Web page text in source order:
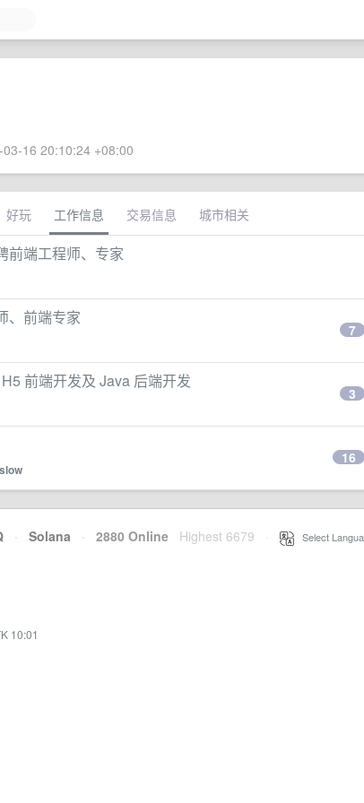
16 20:10:24 +08:00
好玩 工作信息 交易信息 城市相关
前端工程师、专家
、前端专家
7
前端开发及 Java 后端开发
3
16
· Solana · 2880 Online Highest 6679 Select
10:01